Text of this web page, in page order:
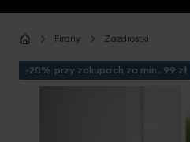
Firany Zazdrostki
-20% przy zakupach za min. 99 zł